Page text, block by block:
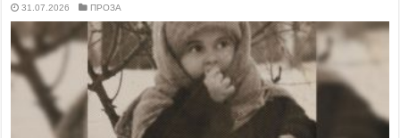
31.07.2026 ПРОЗА